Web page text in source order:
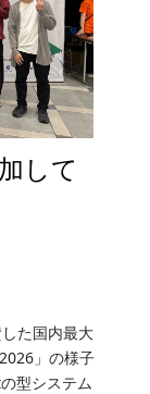
して
た国内最大
」の様子
型システム